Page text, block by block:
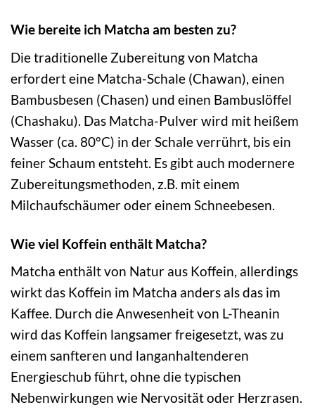
Wie bereite ich Matcha am besten zu?
Die traditionelle Zubereitung von Matcha
erfordert eine Matcha-Schale (Chawan), einen
Bambusbesen (Chasen) und einen Bambuslöffel
(Chashaku). Das Matcha-Pulver wird mit heißem
Wasser (ca. 80°C) in der Schale verrührt, bis ein
feiner Schaum entsteht. Es gibt auch modernere
Zubereitungsmethoden, z.B. mit einem
Milchaufschäumer oder einem Schneebesen.
Wie viel Koffein enthält Matcha?
Matcha enthält von Natur aus Koffein, allerdings
wirkt das Koffein im Matcha anders als das im
Kaffee. Durch die Anwesenheit von L-Theanin
wird das Koffein langsamer freigesetzt, was zu
einem sanfteren und langanhaltenderen
Energieschub führt, ohne die typischen
Nebenwirkungen wie Nervosität oder Herzrasen.